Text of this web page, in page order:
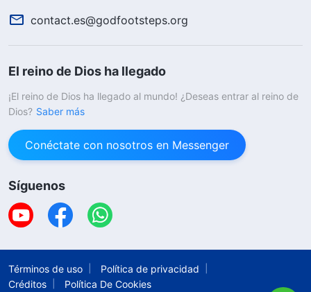
contact.es@godfootsteps.org
El reino de Dios ha llegado
¡El reino de Dios ha llegado al mundo! ¿Deseas entrar al reino de
Dios? Saber más
Conéctate con nosotros en Messenger
Síguenos
Términos de uso
Política de privacidad
Créditos
Política De Cookies